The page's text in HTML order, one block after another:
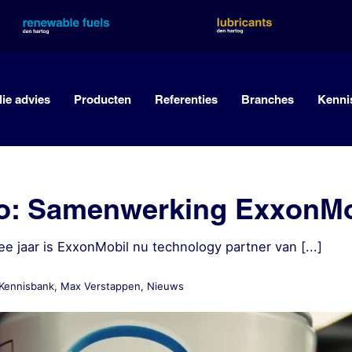
advies Producten Referenties Branches
Samenwerking
jaar is ExxonMobil nu technology partner van [...]
Kennisbank, Max Verstappen, Nieuws